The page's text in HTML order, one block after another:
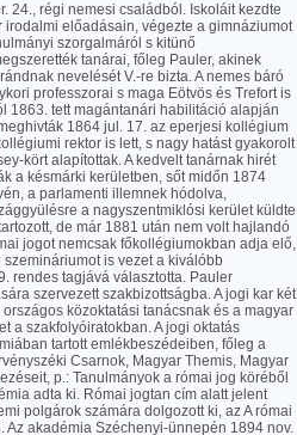
24., régi nemesi családból. Iskoláit kezdte
előadásain, végezte a gimnáziumot
szorgalmáról s kitünő
tanárai, főleg Pauler, akinek
nevelését V.-re bizta. A nemes báró
professzorai s maga Eötvös és Trefort is
1863. tett magántanári habilitáció alapján
1864 jul. 17. az eperjesi kollégium
rektor is lett, s nagy hatást gyakorolt
kört alapítottak. A kedvelt tanárnak hirét
a késmárki kerületben, sőt midőn 1874
a parlamenti illemnek hódolva,
a nagyszentmiklósi kerület küldte
de már 1881 után nem volt hajlandó
jogot nemcsak főkollégiumokban adja elő,
is vezet a kiválóbb
rendes tagjává választotta. Pauler
szervezett szakbizottságba. A jogi kar két
közoktatási tanácsnak és a magyar
a szakfolyóiratokban. A jogi oktatás
tartott emlékbeszédeiben, főleg a
Csarnok, Magyar Themis, Magyar
p.: Tanulmányok a római jog köréből
adta ki. Római jogtan cím alatt jelent
polgárok számára dolgozott ki, az A római
akadémia Széchenyi-ünnepén 1894 nov.